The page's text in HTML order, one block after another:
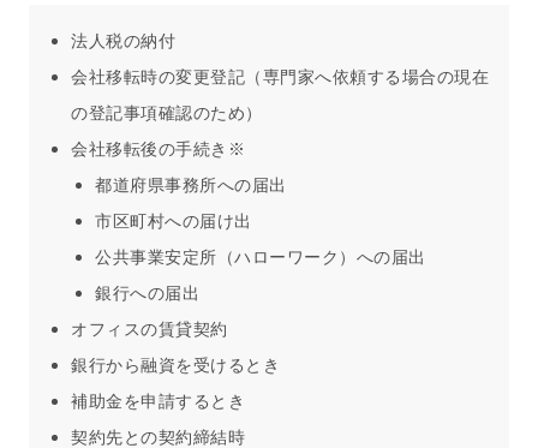
法人税の納付
会社移転時の変更登記（専門家へ依頼する場合の現在
の登記事項確認のため）
会社移転後の手続き※
都道府県事務所への届出
市区町村への届け出
公共事業安定所（ハローワーク）への届出
銀行への届出
オフィスの賃貸契約
銀行から融資を受けるとき
補助金を申請するとき
契約先との契約締結時